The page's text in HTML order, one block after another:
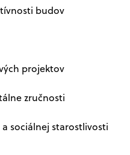
budov
projektov
zručnosti
sociálnej starostlivosti